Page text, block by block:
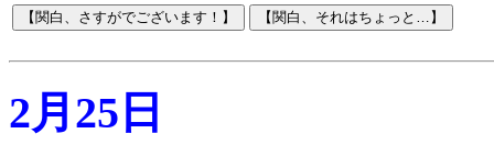
2月25日